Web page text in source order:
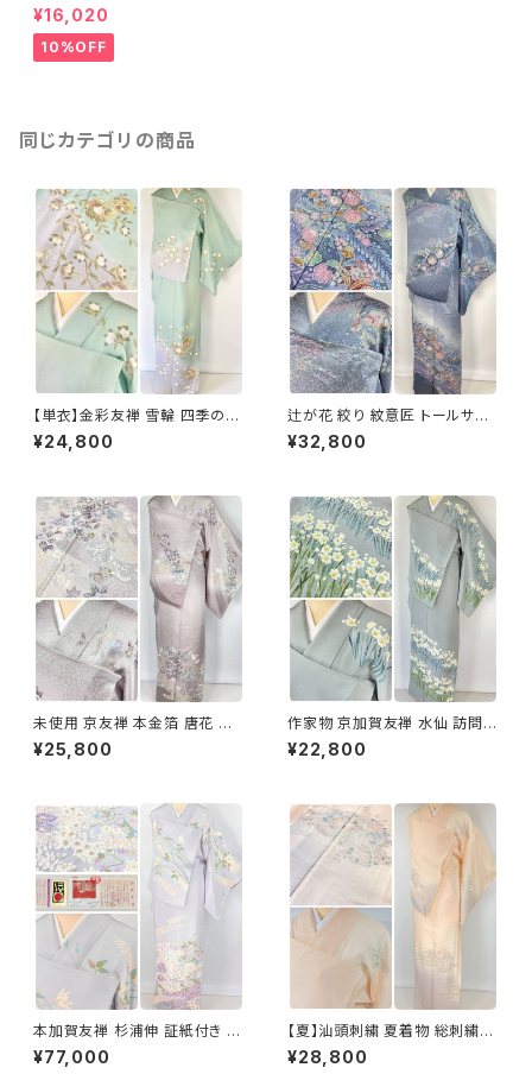
ちりめん 訪問着 正絹 薄緑 37
3
¥16,020
10%OFF
同じカテゴリの商品
【単衣】金彩友禅 雪輪 四季の
花々 正絹 訪問着 黄緑 青緑 紫
1418
¥24,800
辻が花 絞り 紋意匠 トールサイ
ズ 金彩 訪問着 正絹 袷 青 ブル
ー 紫 1273
¥32,800
未使用 京友禅 本金箔 唐花 訪
問着 袷 正絹 紫 グレー 白 1165
¥25,800
作家物 京加賀友禅 水仙 訪問着
正絹 袷 浅葱鼠 青緑 グレー 白
1157
¥22,800
本加賀友禅 杉浦伸 証紙付き 訪
問着 花柄 正絹 紫 白 パステル
白菫色 1080
¥77,000
【夏】汕頭刺繍 夏着物 総刺繍
絽 訪問着 正絹 オレンジ サーモ
ンピンク 水色 1243
¥28,800